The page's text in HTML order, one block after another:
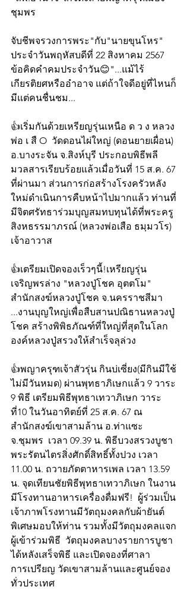
ชุมพร
จับชีพจรวงการพระ"กับ"นายขุนโหร"
ประจำวันพฤหัสบดีที่ 22 สิงหาคม 2567
ข้อคิดคำคมประจำวัน😊"...แม้ไร้
เกียรติยศหรืออำอาจ แต่ถ้าใจดีอยู่ที่ไหนก็
มีแต่คนชื่นชม...
👍เริ่มกันด้วยเหรียญรุ่นเหนือ ด ว ง หลวง
พ่อ เ สื O  วัดดอนไผ่ใหญ่ (ดอนยายเผื่อน)
อ.บางระจัน จ.สิงห์บุรี ประกอบพิธีพลี
มวลสารเรียบร้อยแล้วเมื่อวันที่ 15 ส.ค. 67
ที่ผ่านมา ส่วนการก่อสร้างโรงครัวหลัง
ใหม่ดำเนินการคืบหน้าไปมากแล้ว ท่านที่
มีจิตศรัทธาร่วมบุญสมทบทุนได้ที่พระครู
สิงหธรรมาภรณ์ (หลวงพ่อเสือ ธมฺมวโร)
เจ้าอาวาส
👍เตรียมเปิดจองเร็วๆนี้!เหรียญรุ่น
เจริญพรล่าง "หลวงปู่โชค อุตตโม"
สำนักสงฆ์หลวงปู่โชค จ.นครราชสีมา
...งานบุญใหญ่เพื่อสืบสานปณิธานหลวงปู่
โชค สร้างพิพิธภัณฑ์ที่ใหญ่ที่สุดในโลก
องค์หลวงปู่สรวงให้สำเร็จลุล่วง
👍พญาครุฑเจ้าสัวรุ่น กินบ่เซี่ยง(มีกินมีใช้
ไม่มีวันหมด) ผ่านพุทธาภิเษกแล้ว 9 วาระ
9 พิธี เตรียมพิธีพุทธาเทวาภิเษก วาระ
ที่10 ในวันอาทิตย์ที่ 25 ส.ค. 67 ณ
สำนักสงฆ์เขาสามล้าน อ.ท่าแซะ
จ.ชุมพร  เวลา 09.39 น. พิธีบวงสรวงบูชา
พระรัตนไตรสิ่งศักดิ์สิทธิ์ทั้งปวง เวลา
11.00 น. ถวายภัตตาหารเพล เวลา 13.59
น. จุดเทียนชัยพิธีพุทธาเทวาภิเษก ในงาน
มีโรงทานอาหารเครื่องดื่มฟรี!  ผู้ร่วมเป็น
เจ้าภาพโรงทานมีวัตถุมงคลกับผ้ายันต์
พิเศษมอบให้ท่าน รวมทั้งมีวัตถุมงคลแจก
ผู้เข้าร่วมพิธี  วัตถุมงคลบางรายการบูชา
ได้หลังเสร็จพิธี และเปิดจองที่ศาลา
การเปรียญ วัดเขาสามล้านและศูนย์จอง
ทั่วประเทศ